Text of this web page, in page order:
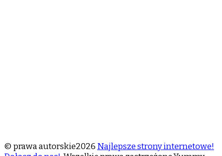
© prawa autorskie2026 Najlepsze strony internetowe!